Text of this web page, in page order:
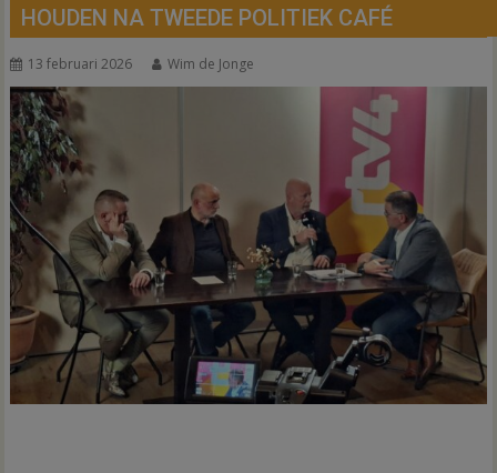
HOUDEN NA TWEEDE POLITIEK CAFÉ
13 februari 2026 Wim de Jonge